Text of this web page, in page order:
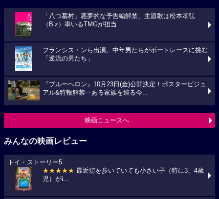
「八つ墓村」悪夢的な予告編解禁、主題歌は松本孝弘
（B’z）率いるTMGが担当
フランシス・ンら出演。中年男たちがボートレースに挑む
「逆流の男たち」
『ブルーヘロン』10月23日(金)公開決定！ポスタービジュ
アル&特報解禁―ある家族を巡る今...
映画ニュースへ
みんなの映画レビュー
トイ・ストーリー5
★★★★★ 最近街を歩いていても小さい子（特に3、4歳
児）がi...